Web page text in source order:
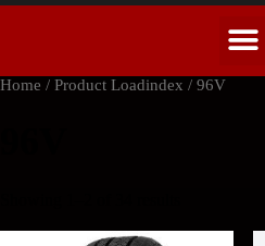
Home / Product Loadindex / 96V